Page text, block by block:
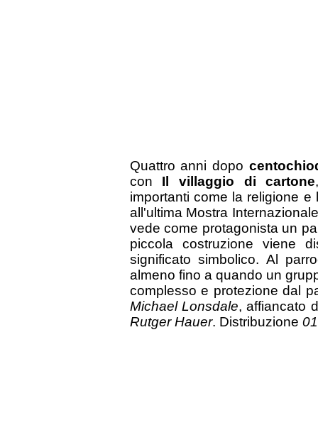
Quattro anni dopo
con Il villaggio di cartone
importanti come la religione
all'ultima Mostra
vede come protagonista un
piccola costruzione viene
significato simbolico. Al
almeno fino a quando un
complesso e protezione dal
Michael Lonsdale, affiancato
Rutger Hauer. Distribuzione